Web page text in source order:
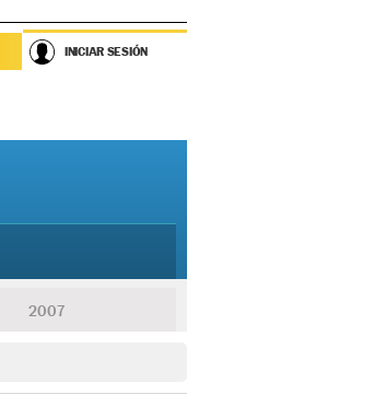
INICIAR SESIÓN
2007